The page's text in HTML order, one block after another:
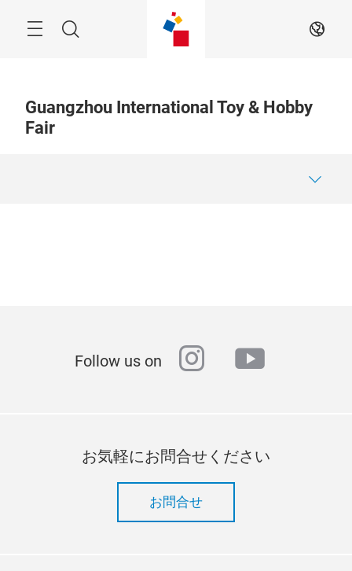
Search JA
Guangzhou International Toy & Hobby
Fair
Follow us on instagram
youtube
お気軽にお問合せください
お問合せ